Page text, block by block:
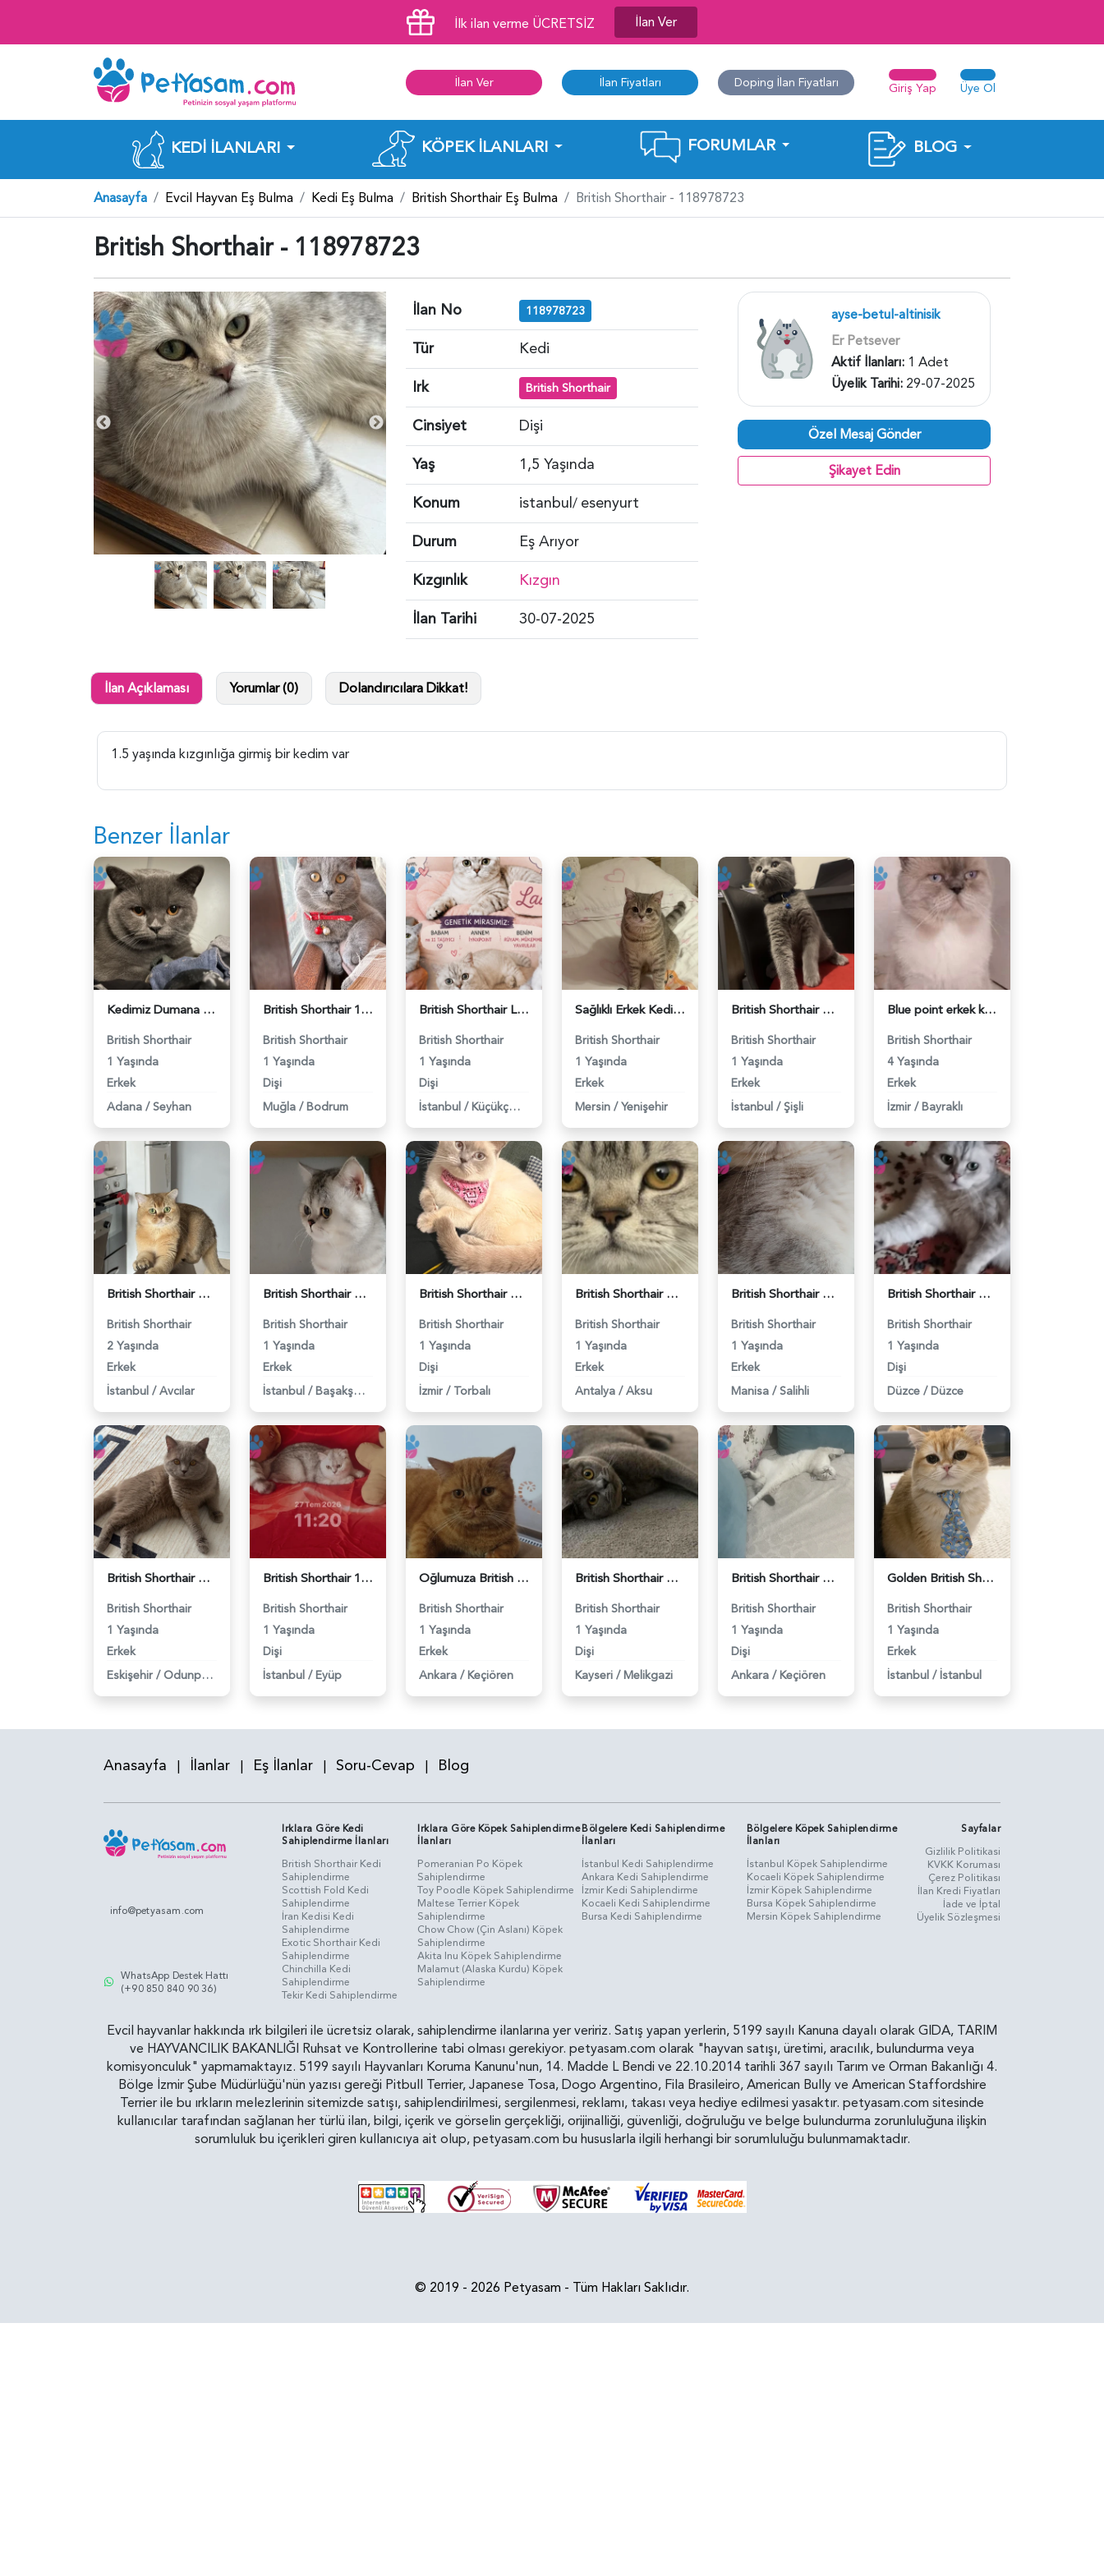
İlk ilan verme ÜCRETSİZ İlan Ver
İlan Ver İlan Fiyatları Doping İlan Fiyatları Giriş Yap Üye Ol
KEDI İLANLARI KÖPEK İLANLARI FORUMLAR BLOG
Anasayfa Evcil Hayvan Eş Bulma Kedi Eş Bulma British Shorthair Eş Bulma British Shorthair - 118978723
British Shorthair - 118978723
İlan No 118978723
Tür
Kedi
Irk
British Shorthair
Cinsiyet
Dişi
Yaş
1,5 Yaşında
Konum
istanbul/ esenyurt
Durum
Eş Arıyor
Kızgınlık
Kızgın
İlan Tarihi
30-07-2025
ayse-betul-altinisik
Er Petsever
Aktif İlanları: 1 Adet
Üyelik Tarihi: 29-07-2025
Özel Mesaj Gönder
Şikayet Edin
İlan Açıklaması Yorumlar (0) Dolandırıcılara Dikkat!
1.5 yaşında kızgınlığa girmiş bir kedim var
Benzer İlanlar
Kedimiz Dumana Dişi Eş arıyoruz - 118984658
British Shorthair
1 Yaşında
Erkek
Adana / Seyhan
British Shorthair 1 Yaşında Eş Arıyor - 118984662
British Shorthair
1 Yaşında
Dişi
Muğla / Bodrum
British Shorthair Lady kociş arıyor - 118984656
British Shorthair
1 Yaşında
Dişi
İstanbul / Küçükçekmece
Sağlıklı Erkek Kedi Bobi’ye Eş Aranıyor - 118984657
British Shorthair
1 Yaşında
Erkek
Mersin / Yenişehir
British Shorthair Ponçiğim Eş Arıyor - 118984654
British Shorthair
1 Yaşında
Erkek
İstanbul / Şişli
Blue point erkek kedimize dişi eş arıyoruz - 118984655
British Shorthair
4 Yaşında
Erkek
İzmir / Bayraklı
British Shorthair Erkek Kızgınlıkta - 118984651
British Shorthair
2 Yaşında
Erkek
İstanbul / Avcılar
British Shorthair Duma Eş Arıyorum - 118984650
British Shorthair
1 Yaşında
Erkek
İstanbul / Başakşehir
British Shorthair Kedime Eş Arıyorum - 118984649
British Shorthair
1 Yaşında
Dişi
İzmir / Torbalı
British Shorthair Damadımıza Gelin Arıyoruz - 118984627
British Shorthair
1 Yaşında
Erkek
Antalya / Aksu
British Shorthair Kedimize eş arıyoruz - 118984628
British Shorthair
1 Yaşında
Erkek
Manisa / Salihli
British Shorthair Güzel kızımıza eş arıyoruz - 118984633
British Shorthair
1 Yaşında
Dişi
Düzce / Düzce
British Shorthair Oğlumuza eş arıyoruz - 118984638
British Shorthair
1 Yaşında
Erkek
Eskişehir / Odunpazarı
British Shorthair 11 Aylık Kızım Eş Arıyor - 118984640
British Shorthair
1 Yaşında
Dişi
İstanbul / Eyüp
Oğlumuza British güzel dişi arıyoruz - 118984620
British Shorthair
1 Yaşında
Erkek
Ankara / Keçiören
British Shorthair Kızım Mila'ya eş arıyorum - 118984614
British Shorthair
1 Yaşında
Dişi
Kayseri / Melikgazi
British Shorthair Dişi Kedim Eş Arıyor - 118984618
British Shorthair
1 Yaşında
Dişi
Ankara / Keçiören
Golden British Shorthair 1 Yaşında Eş Arıyor - 118984604
British Shorthair
1 Yaşında
Erkek
İstanbul / İstanbul
Anasayfa | İlanlar | Eş İlanlar | Soru-Cevap | Blog
info@petyasam.com
WhatsApp Destek Hattı
(+90 850 840 90 36)
Irklara Göre Kedi
Sahiplendirme İlanları
British Shorthair Kedi
Sahiplendirme
Scottish Fold Kedi
Sahiplendirme
İran Kedisi Kedi
Sahiplendirme
Exotic Shorthair Kedi
Sahiplendirme
Chinchilla Kedi
Sahiplendirme
Tekir Kedi Sahiplendirme
Irklara Göre Köpek Sahiplendirme
İlanları
Pomeranian Po Köpek
Sahiplendirme
Toy Poodle Köpek Sahiplendirme
Maltese Terrier Köpek
Sahiplendirme
Chow Chow (Çin Aslanı) Köpek
Sahiplendirme
Akita Inu Köpek Sahiplendirme
Malamut (Alaska Kurdu) Köpek
Sahiplendirme
Bölgelere Kedi Sahiplendirme
İlanları
İstanbul Kedi Sahiplendirme
Ankara Kedi Sahiplendirme
İzmir Kedi Sahiplendirme
Kocaeli Kedi Sahiplendirme
Bursa Kedi Sahiplendirme
Bölgelere Köpek Sahiplendirme
İlanları
İstanbul Köpek Sahiplendirme
Kocaeli Köpek Sahiplendirme
İzmir Köpek Sahiplendirme
Bursa Köpek Sahiplendirme
Mersin Köpek Sahiplendirme
Sayfalar
Gizlilik Politikasi
KVKK Koruması
Çerez Politikası
İlan Kredi Fiyatları
İade ve İptal
Üyelik Sözleşmesi
Evcil hayvanlar hakkında ırk bilgileri ile ücretsiz olarak, sahiplendirme ilanlarına yer veririz. Satış yapan yerlerin, 5199 sayılı Kanuna dayalı olarak GIDA, TARIM
ve HAYVANCILIK BAKANLIĞI Ruhsat ve Kontrollerine tabi olması gerekiyor. petyasam.com olarak "hayvan satışı, üretimi, aracılık, bulundurma veya
komisyonculuk" yapmamaktayız. 5199 sayılı Hayvanları Koruma Kanunu'nun, 14. Madde L Bendi ve 22.10.2014 tarihli 367 sayılı Tarım ve Orman Bakanlığı 4.
Bölge İzmir Şube Müdürlüğü'nün yazısı gereği Pitbull Terrier, Japanese Tosa, Dogo Argentino, Fila Brasileiro, American Bully ve American Staffordshire
Terrier ile bu ırkların melezlerinin sitemizde satışı, sahiplendirilmesi, sergilenmesi, reklamı, takası veya hediye edilmesi yasaktır. petyasam.com sitesinde
kullanıcılar tarafından sağlanan her türlü ilan, bilgi, içerik ve görselin gerçekliği, orijinalliği, güvenliği, doğruluğu ve belge bulundurma zorunluluğuna ilişkin
sorumluluk bu içerikleri giren kullanıcıya ait olup, petyasam.com bu hususlarla ilgili herhangi bir sorumluluğu bulunmamaktadır.
© 2019 - 2026 Petyasam - Tüm Hakları Saklıdır.